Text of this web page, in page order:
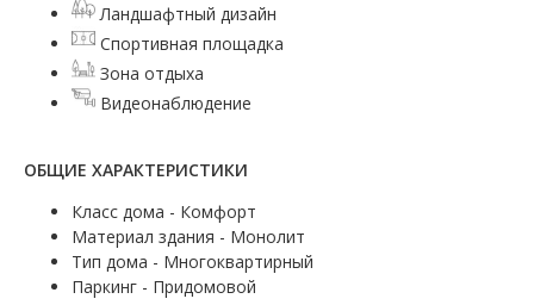
Ландшафтный дизайн
Спортивная площадка
Зона отдыха
Видеонаблюдение
ОБЩИЕ ХАРАКТЕРИСТИКИ
Класс дома - Комфорт
Материал здания - Монолит
Тип дома - Многоквартирный
Паркинг - Придомовой